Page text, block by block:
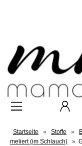
Startseite » Stoffe »
meliert (im Schlauch)
»